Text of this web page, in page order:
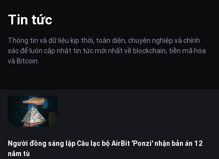
Tin tức
Thông tin và dữ liệu kịp thời, toàn diện, chuyên nghiệp và chính
xác để luôn cập nhật tin tức mới nhất về blockchain, tiền mã hóa
và Bitcoin.
Người đồng sáng lập Câu lạc bộ AirBit 'Ponzi' nhận bản án 12
năm tù